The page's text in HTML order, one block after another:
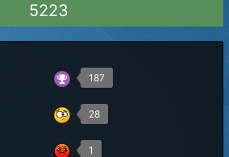
5223
187
28
1